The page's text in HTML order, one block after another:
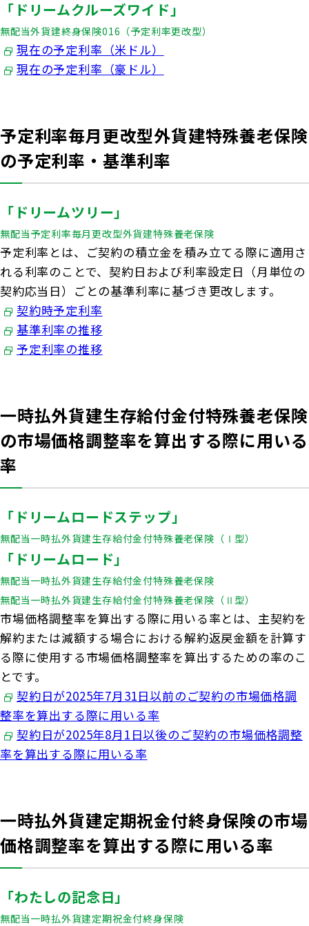
お客さま宛通知「大樹生命からのお知ら
せ」について
生命保険料控除制度について
団体年金運用商品
確定給付企業年金オンラインサービス（CPBS）
企業年金の事務再委託先変更について（契約者さ
体内環境チェック
認知症について知る
大樹の認知症サポートサービス
認知機能チェック
今月の九星マネー占い
大樹らいふ倶楽部紹介
機関投資家としての役割
大樹生命 CM紹介
「ドリームクルーズワイド」
無配当外貨建終身保険016（予定利率更改型）
現在の予定利率（米ドル）
現在の予定利率（豪ドル）
予定利率毎月更改型外貨建特殊養老保険
の予定利率・基準利率
「ドリームツリー」
無配当予定利率毎月更改型外貨建特殊養老保険
予定利率とは、ご契約の積立金を積み立てる際に適用さ
れる利率のことで、契約日および利率設定日（月単位の
契約応当日）ごとの基準利率に基づき更改します。
契約時予定利率
基準利率の推移
予定利率の推移
一時払外貨建生存給付金付特殊養老保険
の市場価格調整率を算出する際に用いる
率
「ドリームロードステップ」
無配当一時払外貨建生存給付金付特殊養老保険（Ⅰ型）
「ドリームロード」
無配当一時払外貨建生存給付金付特殊養老保険
無配当一時払外貨建生存給付金付特殊養老保険（Ⅱ型）
市場価格調整率を算出する際に用いる率とは、主契約を
解約または減額する場合における解約返戻金額を計算す
る際に使用する市場価格調整率を算出するための率のこ
とです。
契約日が2025年7月31日以前のご契約の市場価格調
整率を算出する際に用いる率
契約日が2025年8月1日以後のご契約の市場価格調整
率を算出する際に用いる率
一時払外貨建定期祝金付終身保険の市場
価格調整率を算出する際に用いる率
「わたしの記念日」
無配当一時払外貨建定期祝金付終身保険